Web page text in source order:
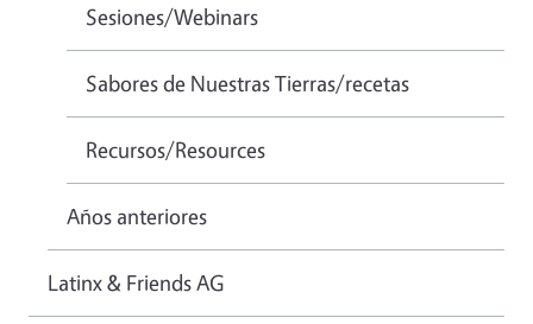
Sesiones/Webinars
Sabores de Nuestras Tierras/recetas
Recursos/Resources
Años anteriores
Latinx & Friends AG